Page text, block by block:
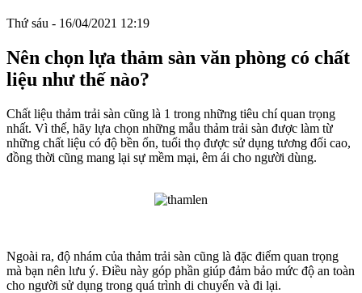
Thứ sáu - 16/04/2021 12:19
Nên chọn lựa thảm sàn văn phòng có chất
liệu như thế nào?
Chất liệu thảm trải sàn cũng là 1 trong những tiêu chí quan trọng
nhất. Vì thế, hãy lựa chọn những mẫu thảm trải sàn được làm từ
những chất liệu có độ bền ổn, tuổi thọ được sử dụng tương đối cao,
đồng thời cũng mang lại sự mềm mại, êm ái cho người dùng.
Ngoài ra, độ nhám của thảm trải sàn cũng là đặc điểm quan trọng
mà bạn nên lưu ý. Điều này góp phần giúp đảm bảo mức độ an toàn
cho người sử dụng trong quá trình di chuyển và đi lại.